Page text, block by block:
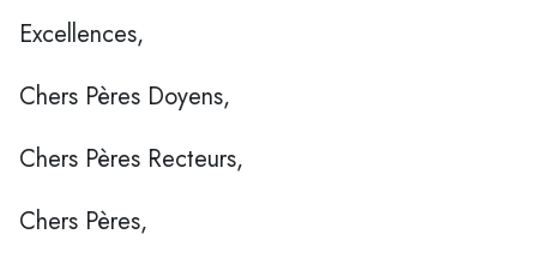
Excellences,
Chers Pères Doyens,
Chers Pères Recteurs,
Chers Pères,